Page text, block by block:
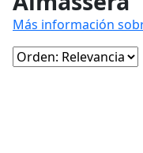
Más información